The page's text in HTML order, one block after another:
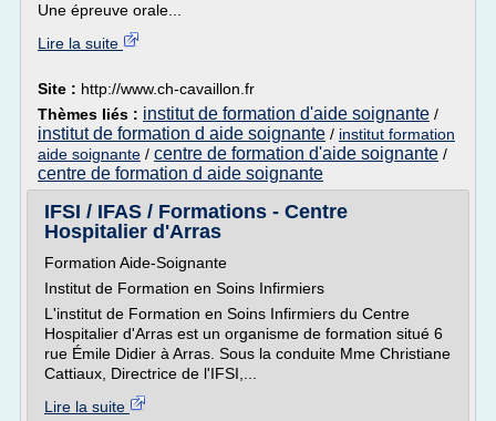
Une épreuve orale...
Lire la suite
Site : http://www.ch-cavaillon.fr
Thèmes liés : institut de formation d'aide soignante /
institut de formation d aide soignante / institut formation
aide soignante / centre de formation d'aide soignante /
centre de formation d aide soignante
IFSI / IFAS / Formations - Centre
Hospitalier d'Arras
Formation Aide-Soignante
Institut de Formation en Soins Infirmiers
L'institut de Formation en Soins Infirmiers du Centre
Hospitalier d'Arras est un organisme de formation situé 6
rue Émile Didier à Arras. Sous la conduite Mme Christiane
Cattiaux, Directrice de l'IFSI,...
Lire la suite